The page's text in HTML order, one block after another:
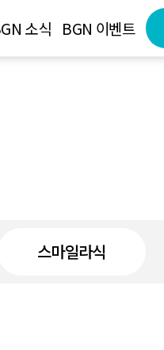
소식 BGN 이벤트
스마일라식